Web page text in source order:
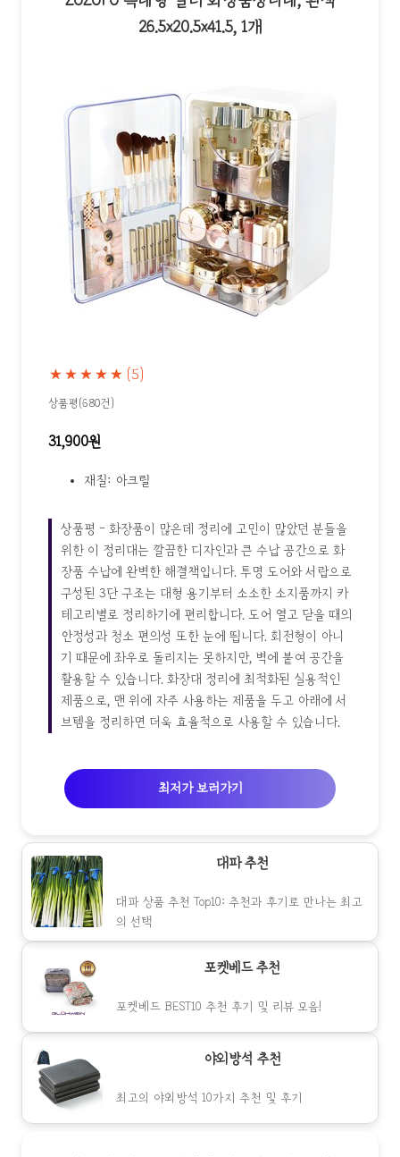
26.5x20.5x41.5, 1개
★★★★★ (5)
상품평(680건)
31,900원
재질: 아크릴
상품평 - 화장품이 많은데 정리에 고민이 많았던 분들을
위한 이 정리대는 깔끔한 디자인과 큰 수납 공간으로 화
장품 수납에 완벽한 해결책입니다. 투명 도어와 서랍으로
구성된 3단 구조는 대형 용기부터 소소한 소지품까지 카
테고리별로 정리하기에 편리합니다. 도어 열고 닫을 때의
안정성과 청소 편의성 또한 눈에 띕니다. 회전형이 아니
기 때문에 좌우로 돌리지는 못하지만, 벽에 붙여 공간을
활용할 수 있습니다. 화장대 정리에 최적화된 실용적인
제품으로, 맨 위에 자주 사용하는 제품을 두고 아래에 서
브템을 정리하면 더욱 효율적으로 사용할 수 있습니다.
최저가 보러가기
대파 추천
대파 상품 추천 Top10: 추천과 후기로 만나는 최고
의 선택
포켓베드 추천
포켓베드 BEST10 추천 후기 및 리뷰 모음!
야외방석 추천
최고의 야외방석 10가지 추천 및 후기